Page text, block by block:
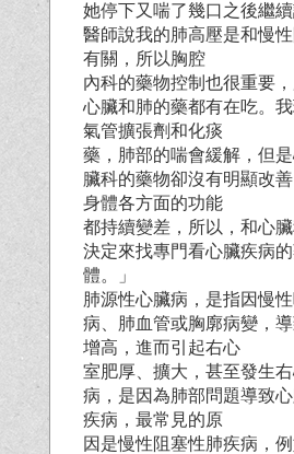
她停下又喘了幾口之後繼
醫師說我的肺高壓是和慢
有關，所以胸腔
內科的藥物控制也很重要
心臟和肺的藥都有在吃。
氣管擴張劑和化痰
藥，肺部的喘會緩解，但
臟科的藥物卻沒有明顯改
身體各方面的功能
都持續變差，所以，和心
決定來找專門看心臟疾病
體。」
肺源性心臟病，是指因慢
病、肺血管或胸廓病變，
增高，進而引起右心
室肥厚、擴大，甚至發生
病，是因為肺部問題導致
疾病，最常見的原
因是慢性阻塞性肺疾病，